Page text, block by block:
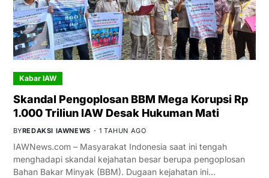
Kabar IAW
Skandal Pengoplosan BBM Mega Korupsi Rp
1.000 Triliun IAW Desak Hukuman Mati
BYREDAKSI IAWNEWS 1 TAHUN AGO
IAWNews.com – Masyarakat Indonesia saat ini tengah
menghadapi skandal kejahatan besar berupa pengoplosan
Bahan Bakar Minyak (BBM). Dugaan kejahatan ini…